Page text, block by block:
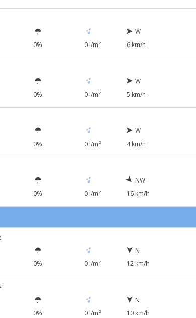
0% 0 l/m²
W
6 km/h
0% 0 l/m²
W
5 km/h
0% 0 l/m²
W
4 km/h
0% 0 l/m²
NW
16 km/h
0% 0 l/m²
N
12 km/h
0% 0 l/m²
N
10 km/h